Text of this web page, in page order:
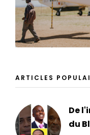
ARTICLES
De
du